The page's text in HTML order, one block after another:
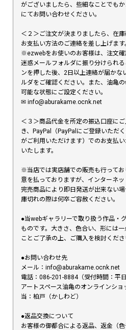
がございましたら、些細なことでも
にてお問い合わせください。
＜２＞ご注文が決まりましたら、在
お支払い方法のご連絡を差し上げます
※ezwebをお使いのお客様は、注文
迷惑メールフォルダに振り分けられ
ンを押した後、2日以上連絡が届かな
ルダをご確認ください。また、油亀
可能な状態にご設定ください。
✉︎ info@aburakame.ocnk.net
＜３＞商品代金を所定の振込口座に
き、PayPal（PayPalにご登録いただ
がご利用いただけます）でのお支払
いたします。
※当店では実店舗での販売も行って
意を払っておりますが、インターネッ
完売商品により即日発送が出来ない
庫切れの際は何卒ご容赦ください。
●当webギャラリーで取り扱う作品・
ものです。大きさ、色合い、形には
ことご了承の上、ご購入を検討くださ
●お問い合わせ先
メール：info@aburakame.ocnk.net
電話：086-201-8884（受付時間：平
アートスペース油亀のオンラインシ
当：柏戸（かしわど）
●返品交換について
お客様の御都合による返品、返金（